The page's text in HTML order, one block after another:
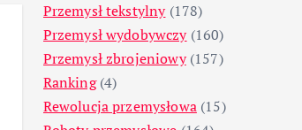
Przemysł tekstylny(178)
Przemysł wydobywczy(160)
Przemysł zbrojeniowy(157)
Ranking(4)
Rewolucja przemysłowa(15)